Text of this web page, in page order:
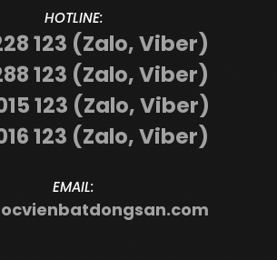
HOTLINE:
123 (Zalo, Viber)
123 (Zalo, Viber)
123 (Zalo, Viber)
123 (Zalo, Viber)
EMAIL: